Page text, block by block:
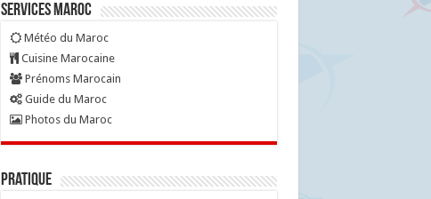
Services Maroc
Météo du Maroc
Cuisine Marocaine
Prénoms Marocain
Guide du Maroc
Photos du Maroc
Pratique